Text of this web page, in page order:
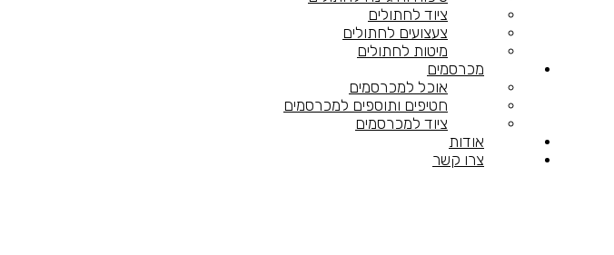
ציוד לחתולים
צעצועים לחתולים
מיטות לחתולים
מכרסמים
אוכל למכרסמים
חטיפים ותוספים למכרסמים
ציוד למכרסמים
אודות
צרו קשר